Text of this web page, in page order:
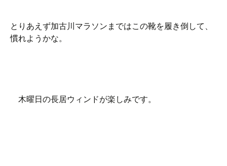
とりあえず加古川マラソンまではこの靴を履き倒して、
慣れようかな。
木曜日の長居ウィンドが楽しみです。